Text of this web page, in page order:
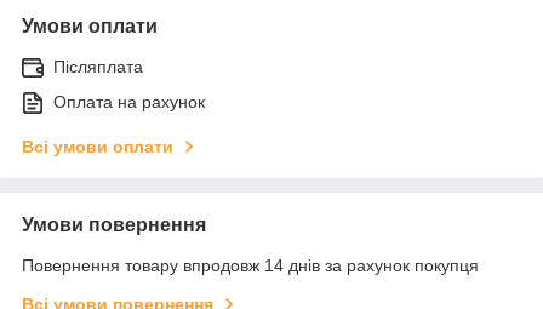
Умови оплати
Післяплата
Оплата на рахунок
Всі умови оплати
Умови повернення
Повернення товару впродовж 14 днів за рахунок покупця
Всі умови повернення